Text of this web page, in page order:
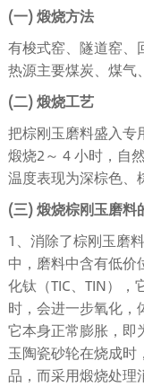
(一) 煅烧方法
有梭式窑、隧道窑、
热源主要煤炭、煤气
(二) 煅烧工艺
把棕刚玉磨料盛入
煅烧2～ 4 小时，自
温度表现为深棕色、
(三) 煅烧棕刚玉磨料
1、消除了棕刚玉磨
中，磨料中含有低价
化钛（TIC、TIN）
时，会进一步氧化，
它本身正常膨胀，即
玉陶瓷砂轮在烧成时
品，而采用煅烧处理